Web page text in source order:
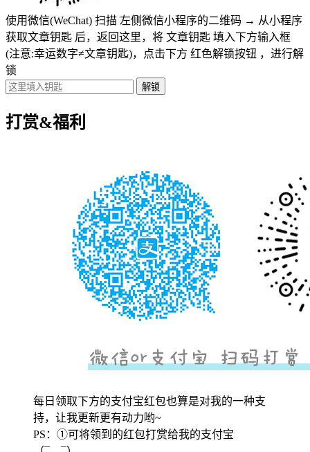
使用微信(WeChat) 扫描 左侧微信小程序的二维码 → 从小程序
获取文章钥匙 后，返回这里，将 文章钥匙 填入下方输入框
(注意:幸运数字≠文章钥匙)，点击下方 红色解锁按钮 ，进行解
锁
打赏&福利
每日领取下方的支付宝红包也算是对我的一种支
持，让我更新更有动力哟~
PS：①可将领到的红包打赏给我的支付宝